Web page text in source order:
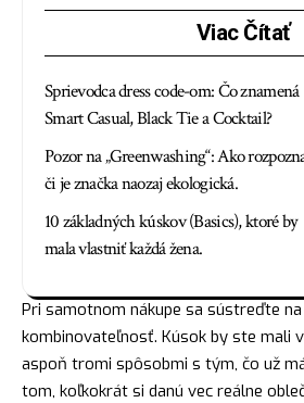
Viac Čítať
Sprievodca dress code-om: Čo znamená
Smart Casual, Black Tie a Cocktail?
Pozor na „Greenwashing“: Ako
či je značka naozaj ekologická.
10 základných kúskov (Basics), ktoré by
mala vlastniť každá žena.
Pri samotnom nákupe sa sústreďte
kombinovateľnosť. Kúsok by ste mali
aspoň tromi spôsobmi s tým, čo už
tom, koľkokrát si danú vec reálne